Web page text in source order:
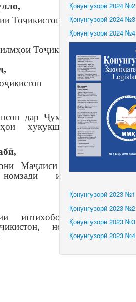
Тоҷикистон
Тоҷикистон
дар Ҷумҳурии
ҳуқуқшиносӣ,
Маҷлиси Олии
илмҳои
интихобот ва
номзади
Қонунгузорӣ 2024 №2
Қонунгузорӣ 2024 №3
Қонунгузорӣ 2024 №4
Қонунгузорӣ 2023 №1
Қонунгузорӣ 2023 №2
Қонунгузорӣ 2023 №3
Қонунгузорӣ 2023 №4